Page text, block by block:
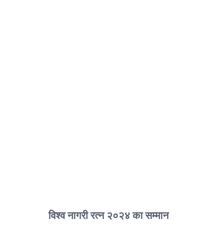
विश्व नागरी रत्न २०२४ का सम्मान